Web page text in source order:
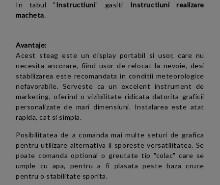
In tabul "Instructiuni" gasiti Instructiuni realizare
macheta.
Avantaje:
Acest steag este un display portabil si usor, care nu
necesita ancorare, fiind usor de relocat la nevoie, desi
stabilizarea este recomandata in conditii meteorologice
nefavorabile. Serveste ca un excelent instrument de
marketing, oferind o vizibilitate ridicata datorita graficii
personalizate de mari dimensiuni. Instalarea este atat
rapida, cat si simpla.
Posibilitatea de a comanda mai multe seturi de grafica
pentru utilizare alternativa ii sporeste versatilitatea. Se
poate comanda optional o greutate tip "colac" care se
umple cu apa, pentru a fi plasata peste baza cruce
pentru o stabilitate sporita.